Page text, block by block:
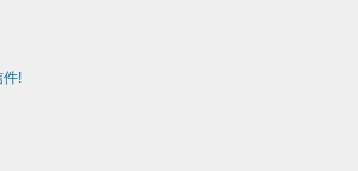
件!